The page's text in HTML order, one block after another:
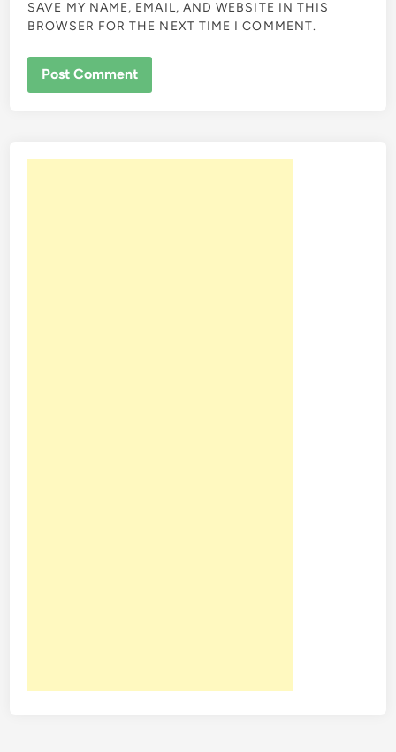
SAVE MY NAME, EMAIL, AND WEBSITE IN THIS
BROWSER FOR THE NEXT TIME I COMMENT.